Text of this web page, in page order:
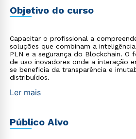
Objetivo do curso
Capacitar o profissional a
soluções que combinam a
PLN e a segurança do Blockchain. O
de uso inovadores onde a interação
se beneficia da transparência e
distribuídos.
Ler mais
Público Alvo